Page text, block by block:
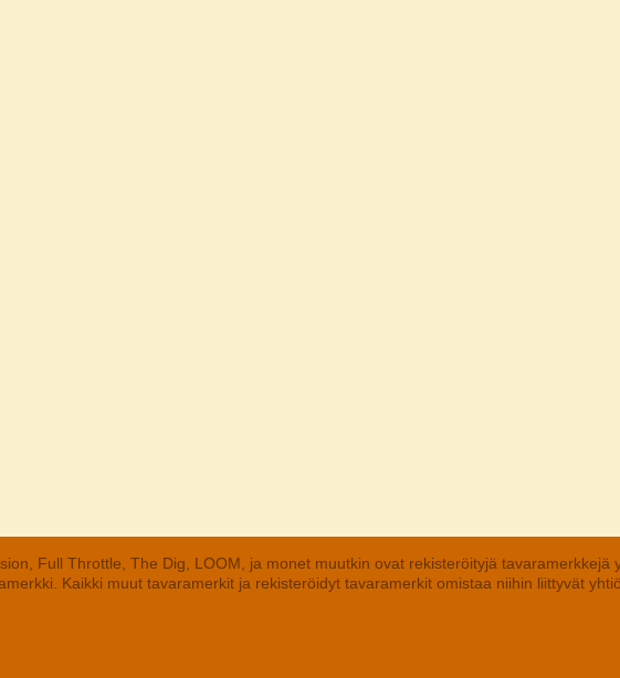
Full Throttle, The Dig, LOOM, ja monet muutkin ovat rekisteröityjä tavaramerkkejä
Kaikki muut tavaramerkit ja rekisteröidyt tavaramerkit omistaa niihin liittyvät